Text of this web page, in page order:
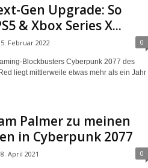
Gen Upgrade: So
& Xbox Series X...
Februar 2022 0
Blockbusters Cyberpunk 2077 des
liegt mittlerweile etwas mehr als ein Jahr
Palmer zu meinen
in Cyberpunk 2077
April 2021 0